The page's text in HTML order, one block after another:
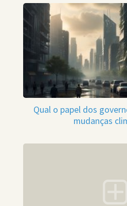
Qual o papel dos
mudanças